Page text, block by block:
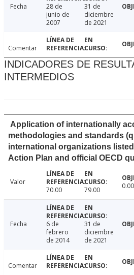
Fecha
28 de
junio de
2007
31 de
diciembre
de 2021
Comentar
INDICADORES DE
INTERMEDIOS
Application of internationally
methodologies and standards
international organizations
Action Plan and official OECD
Valor
70.00
79.00 0.00
Fecha
6 de
febrero
de 2014
31 de
diciembre
de 2021
Comentar